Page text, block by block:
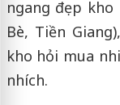
ngang đẹp
Bè, Tiền
kho hỏi mua
nhích.